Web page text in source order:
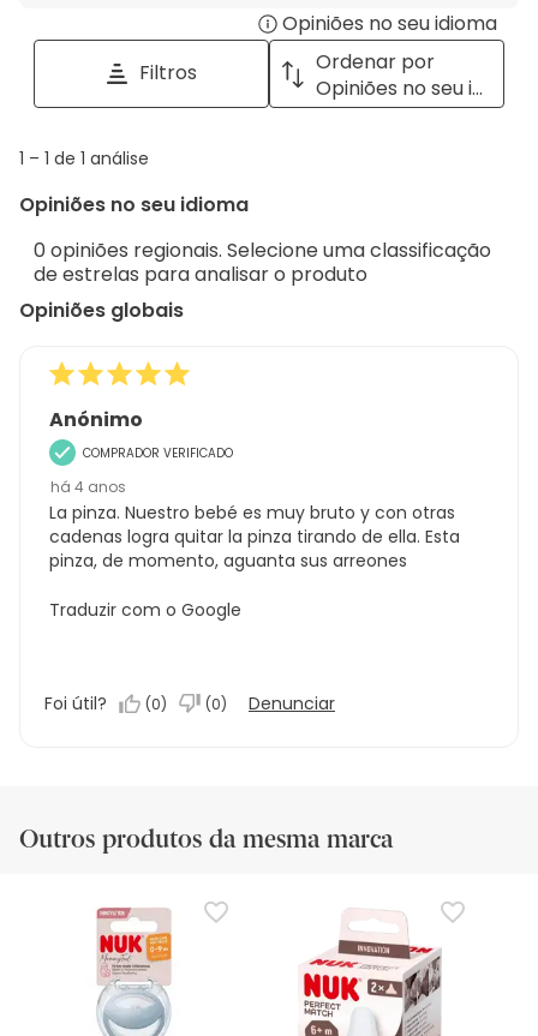
Opiniões no seu idioma
a
with
Filtros
Ordenar por
Opiniões no seu idioma
1
1
análise
1 – 1 de 1 análise
Opiniões no seu idioma
0 opiniões regionais. Selecione uma classificação
de estrelas para analisar o produto
Opiniões globais
Anónimo
COMPRADOR VERIFICADO
há 4 anos
La pinza. Nuestro bebé es muy bruto y con otras
cadenas logra quitar la pinza tirando de ella. Esta
pinza, de momento, aguanta sus arreones
Traduzir com o Google
Foi útil? (0) (0) Denunciar
Outros produtos da mesma marca